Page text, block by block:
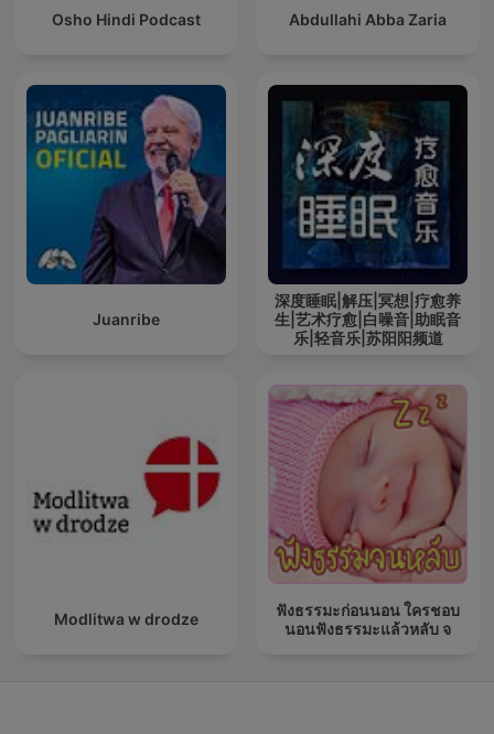
Osho Hindi Podcast Abdullahi Abba Zaria
Juanribe
深度睡眠|解压|冥想|疗愈养
生|艺术疗愈|白噪音|助眠音
乐|轻音乐|苏阳阳频道
Modlitwa w drodze
ฟังธรรมะก่อนนอน ใครชอบ
นอนฟังธรรมะแล้วหลับ จ